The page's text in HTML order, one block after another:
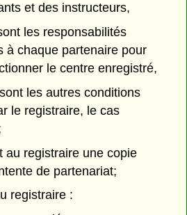
et des instructeurs,
les responsabilités
à chaque partenaire pour
le centre enregistré,
les autres conditions
le registraire, le cas
au registraire une copie
de partenariat;
registraire :